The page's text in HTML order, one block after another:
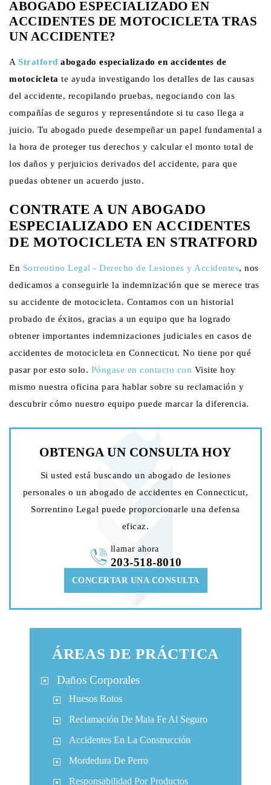
ABOGADO ESPECIALIZADO EN
ACCIDENTES DE MOTOCICLETA TRAS
UN ACCIDENTE?
A Stratford abogado especializado en accidentes de
motocicleta te ayuda investigando los detalles de las causas
del accidente, recopilando pruebas, negociando con las
compañías de seguros y representándote si tu caso llega a
juicio. Tu abogado puede desempeñar un papel fundamental a
la hora de proteger tus derechos y calcular el monto total de
los daños y perjuicios derivados del accidente, para que
puedas obtener un acuerdo justo.
CONTRATE A UN ABOGADO
ESPECIALIZADO EN ACCIDENTES
DE MOTOCICLETA EN STRATFORD
En Sorrentino Legal - Derecho de Lesiones y Accidentes, nos
dedicamos a conseguirle la indemnización que se merece tras
su accidente de motocicleta. Contamos con un historial
probado de éxitos, gracias a un equipo que ha logrado
obtener importantes indemnizaciones judiciales en casos de
accidentes de motocicleta en Connecticut. No tiene por qué
pasar por esto solo. Póngase en contacto con Visite hoy
mismo nuestra oficina para hablar sobre su reclamación y
descubrir cómo nuestro equipo puede marcar la diferencia.
OBTENGA UN CONSULTA HOY
Si usted está buscando un abogado de lesiones
personales o un abogado de accidentes en Connecticut,
Sorrentino Legal puede proporcionarle una defensa
eficaz.
CONCERTAR UNA CONSULTA
llamar ahora
203-518-8010
ÁREAS DE PRÁCTICA
Daños Corporales
Huesos Rotos
Reclamación De Mala Fe Al Seguro
Accidentes En La Construcción
Mordedura De Perro
Responsabilidad Por Productos